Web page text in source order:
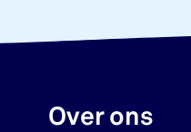
Over ons